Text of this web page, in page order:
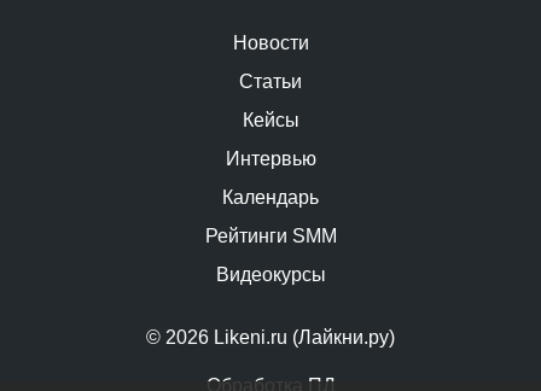
© 2026 Likeni.ru (Лайкни.ру)
Обработка ПД
Новости
Статьи
Кейсы
Интервью
Календарь
Рейтинги SMM
Видеокурсы